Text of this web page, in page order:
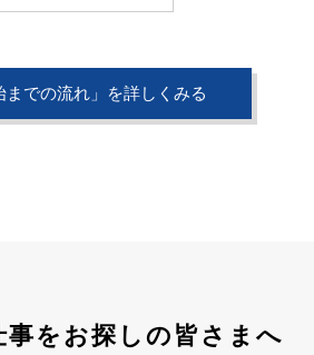
までの流れ」を詳しくみる
事をお探しの皆さまへ